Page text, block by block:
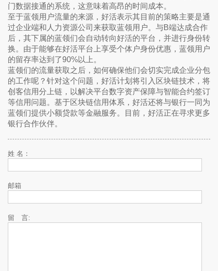
门数据接通的系统，这意味着高昂的时间成本。
至于蓝领用户流量的来源，好活表示其目前的策略主要是通
过企业端和人力资源公司来获取蓝领用户。与B端达成合作
后，其下属的蓝领们会自动转向好活的平台，并进行身份转
换。由于能够在好活平台上享受个体户身份优惠，蓝领用户
的留存率达到了90%以上。
蓝领们的流量获取之后，如何确保他们会切实完成企业分包
的工作呢？针对这个问题，好活计划将引入区块链技术，将
创客信用分上链，以解决平台数字资产保障与智能合约签订
等信用问题。基于区块链信用体系，好活还将与银行一同为
蓝领们提供小额贷款等金融服务。目前，好活正在寻求更多
银行合作伙伴。
姓 名：
邮箱
留 言: